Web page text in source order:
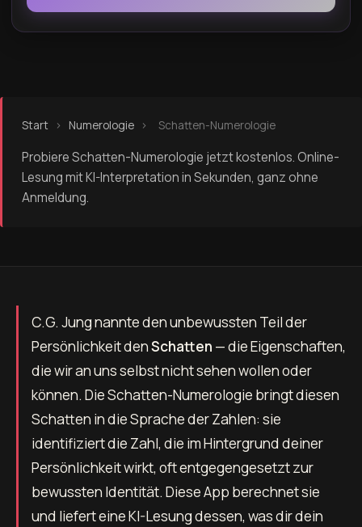
Start › Numerologie › Schatten-Numerologie
Probiere Schatten-Numerologie jetzt kostenlos. Online-
Lesung mit KI-Interpretation in Sekunden, ganz ohne
Anmeldung.
C.G. Jung nannte den unbewussten Teil der
Persönlichkeit denSchatten — die Eigenschaften,
die wir an uns selbst nicht sehen wollen oder
können. Die Schatten-Numerologie bringt diesen
Schatten in die Sprache der Zahlen: sie
identifiziert die Zahl, die im Hintergrund deiner
Persönlichkeit wirkt, oft entgegengesetzt zur
bewussten Identität. Diese App berechnet sie
und liefert eine KI-Lesung dessen, was dir dein